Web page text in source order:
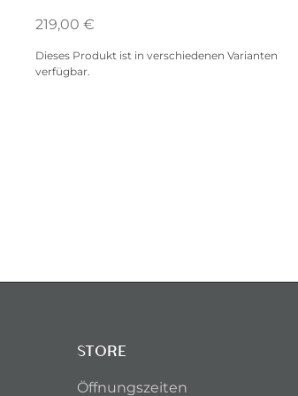
219,00 €
Dieses Produkt ist in verschiedenen Varianten
verfügbar.
STORE
Öffnungszeiten